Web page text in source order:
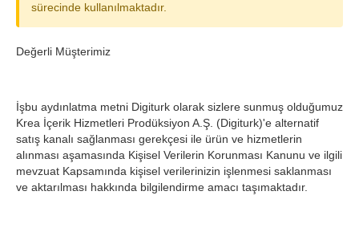
sürecinde kullanılmaktadır.
Değerli Müşterimiz
İşbu aydınlatma metni Digiturk olarak sizlere sunmuş olduğumuz
Krea İçerik Hizmetleri Prodüksiyon A.Ş. (Digiturk)'e alternatif
satış kanalı sağlanması gerekçesi ile ürün ve hizmetlerin
alınması aşamasında Kişisel Verilerin Korunması Kanunu ve ilgili
mevzuat Kapsamında kişisel verilerinizin işlenmesi saklanması
ve aktarılması hakkında bilgilendirme amacı taşımaktadır.